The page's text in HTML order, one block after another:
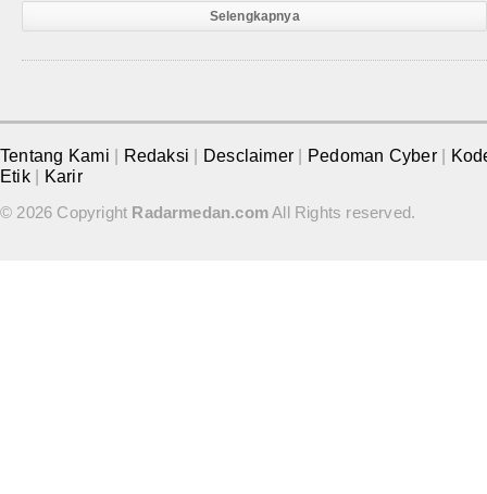
Selengkapnya
Tentang Kami Redaksi Desclaimer Pedoman Cyber
Etik
Karir
© 2026 Copyright Radarmedan.comAll Rights reserved.